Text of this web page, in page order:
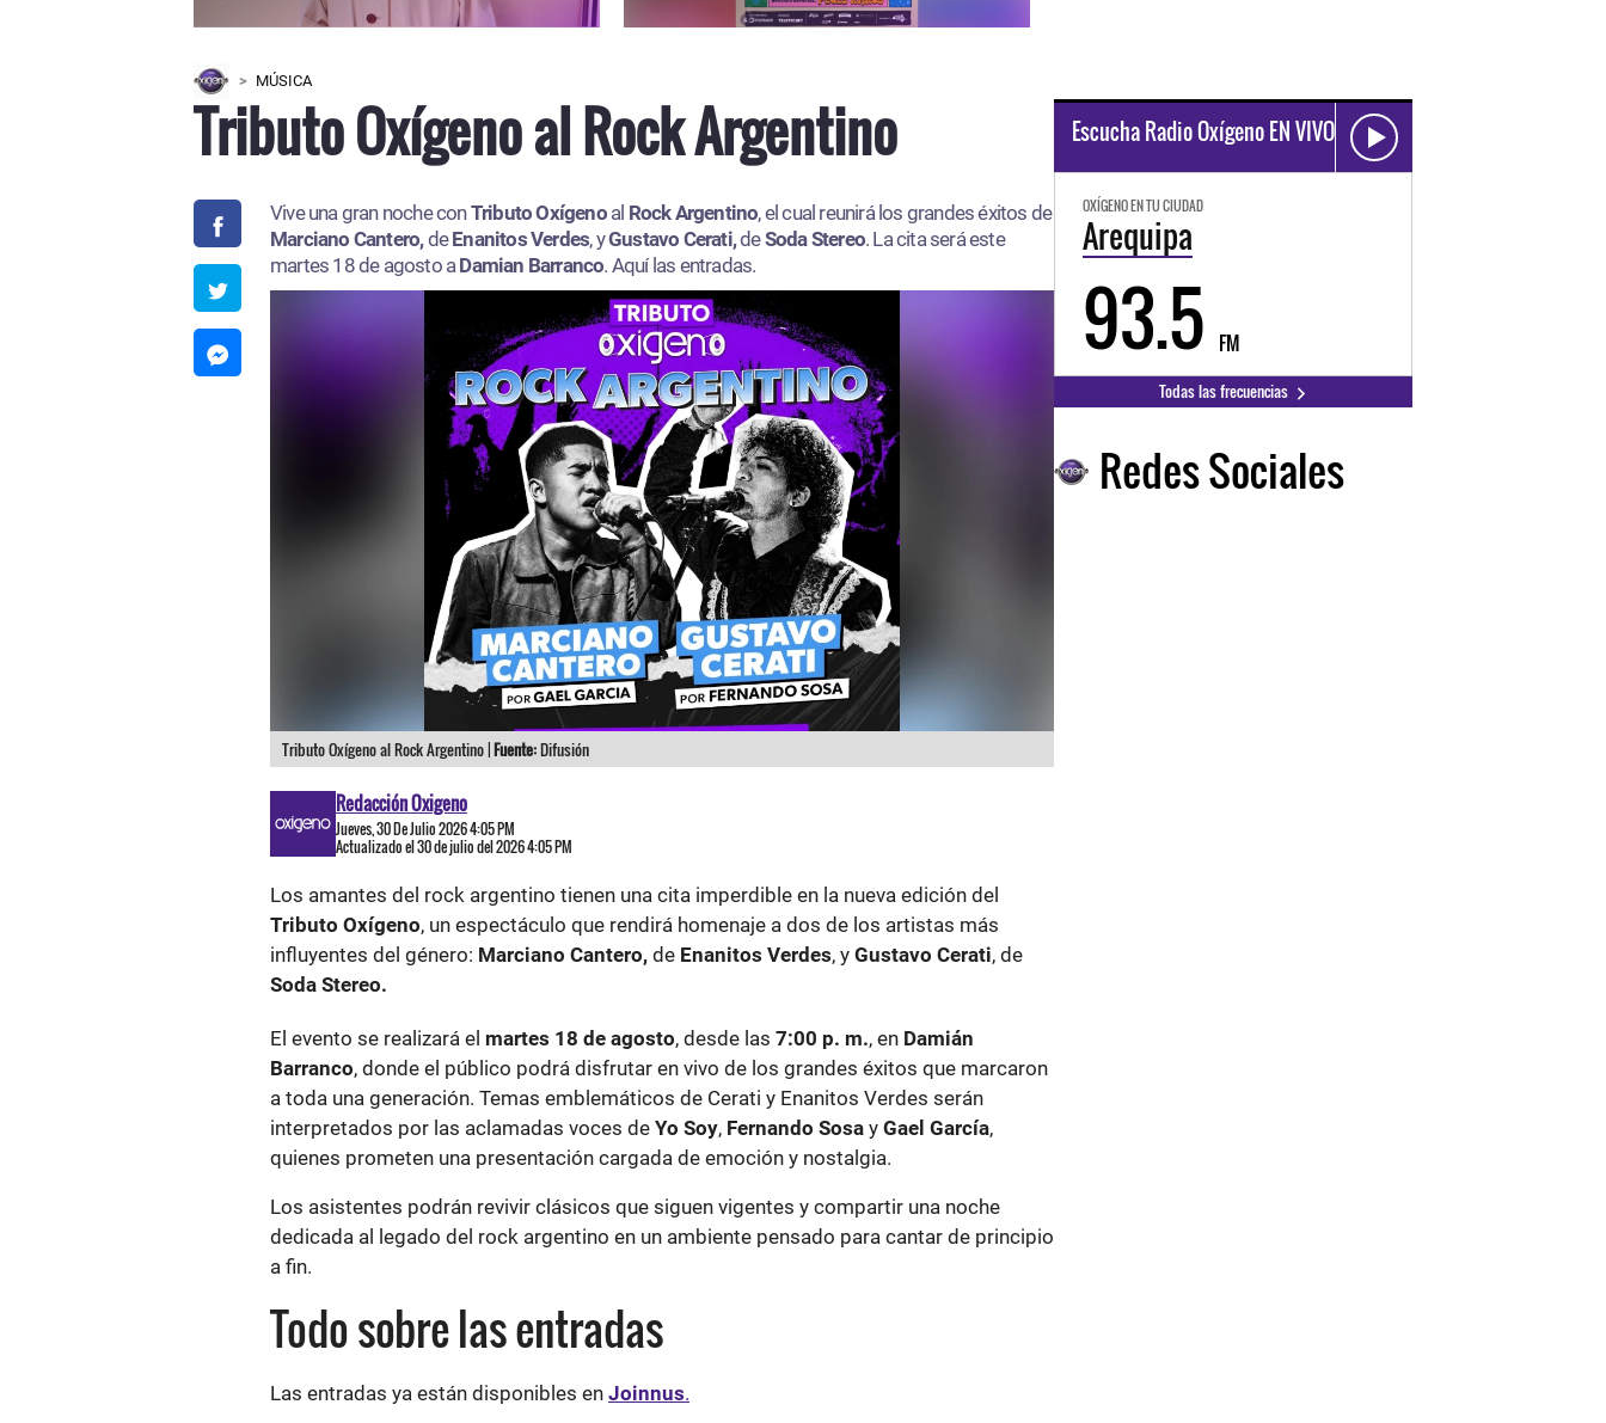
MÚSICA
Tributo Oxígeno al Rock Argentino
Vive una gran noche conTributo Oxígenoal Rock Argentino, el cual reunirá los grandes éxitos de
Marciano Cantero,deEnanitos Verdes, yGustavo Cerati,deSoda Stereo. La cita será este
martes 18 de agosto aDamian Barranco. Aquí las entradas.​
Tributo Oxígeno al Rock Argentino |Fuente:Difusión
Redacción Oxigeno
Jueves, 30 De Julio 2026 4:05 PM
Actualizado el 30 de julio del 2026 4:05 PM
Los amantes del rock argentino tienen una cita imperdible en la nueva edición del
Tributo Oxígeno, un espectáculo que rendirá homenaje a dos de los artistas más
influyentes del género: Marciano Cantero, de Enanitos Verdes, y Gustavo Cerati, de
Soda Stereo.
El evento se realizará el martes 18 de agosto, desde las 7:00 p. m., en Damián
Barranco, donde el público podrá disfrutar en vivo de los grandes éxitos que marcaron
a toda una generación. Temas emblemáticos de Cerati y Enanitos Verdes serán
interpretados por las aclamadas voces de Yo Soy, Fernando Sosa y Gael García,
quienes prometen una presentación cargada de emoción y nostalgia.
Los asistentes podrán revivir clásicos que siguen vigentes y compartir una noche
dedicada al legado del rock argentino en un ambiente pensado para cantar de principio
a fin.
Todo sobre las entradas
Las entradas ya están disponibles en Joinnus.
Escucha Radio Oxígeno EN VIVO
OXÍGENO EN TU CIUDAD
Arequipa
93.5 FM
Todas las frecuencias
Redes Sociales